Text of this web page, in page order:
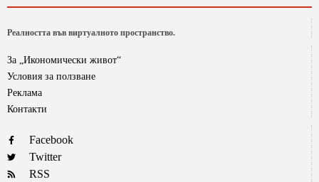
Реалността във виртуалното пространство.
За „Икономически живот“
Условия за ползване
Реклама
Контакти
Facebook
Twitter
RSS